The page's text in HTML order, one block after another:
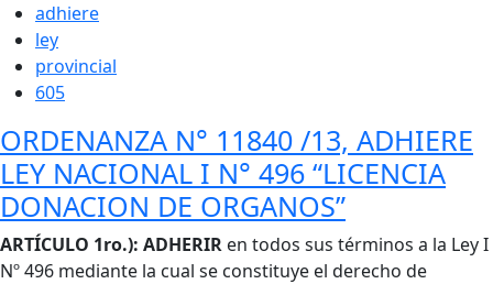
adhiere
ley
provincial
605
ORDENANZA N° 11840 /13, ADHIERE
LEY NACIONAL I N° 496 “LICENCIA
DONACION DE ORGANOS”
Cuerpo
ARTÍCULO 1ro.): ADHERIR en todos sus términos a la Ley I
Nº 496 mediante la cual se constituye el derecho de